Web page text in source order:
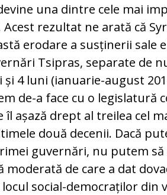
una dintre cele mai
Acest rezultat ne arată că
erodare a susținerii sale
Tsipras, separate de
4 luni (ianuarie-august
de-a face cu o legislatură
îl așază drept al treilea cel
două decenii. Dacă
guvernări, nu putem să
de care a dat
social-democraților din